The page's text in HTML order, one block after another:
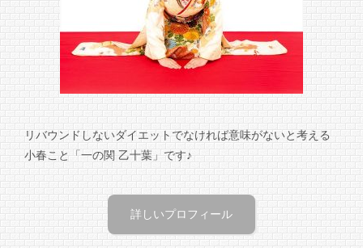
リバウンドしないダイエットでなければ意味がないと考える
小春こと「一の関 乙十葉」です♪
詳しいプロフィール